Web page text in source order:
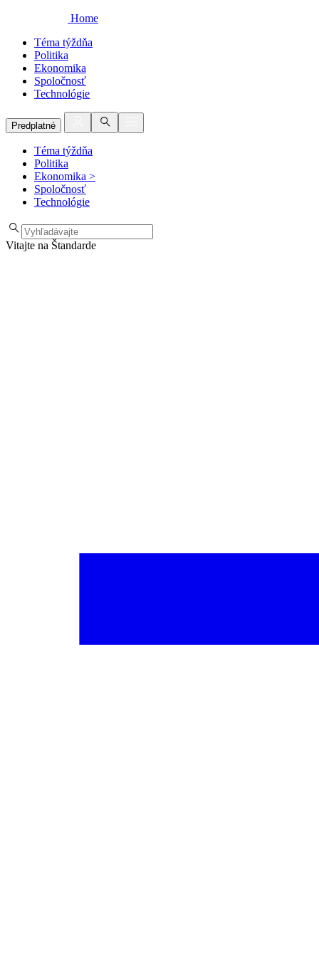
Home
Téma týždňa
Politika
Ekonomika
Spoločnosť
Technológie
Predplatné
Téma týždňa
Politika
Ekonomika >
Spoločnosť
Technológie
Vitajte na Štandarde